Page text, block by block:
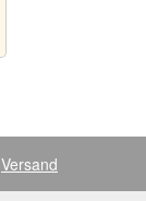
Versand